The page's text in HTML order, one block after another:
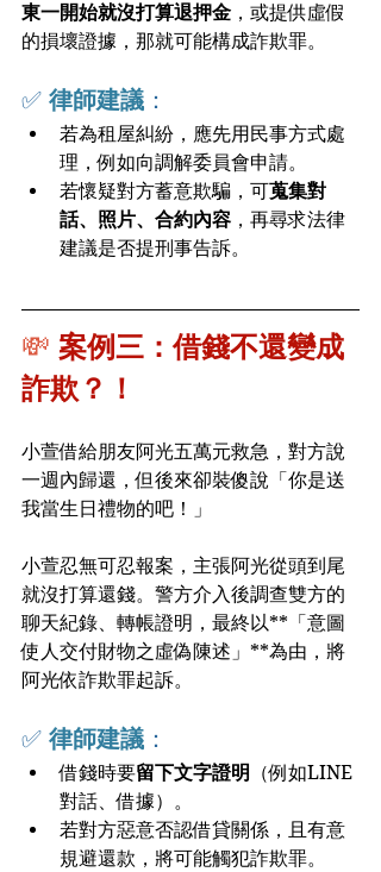
東一開始就沒打算退押金 ，或提供虛假
的損壞證據，那就可能構成詐欺罪。
✅ 律師建議 ：
若為租屋糾紛，應先用民事方式處
理，例如向調解委員會申請。
若懷疑對方蓄意欺騙，可蒐集對
話、照片、合約內容 ，再尋求法律
建議是否提刑事告訴。
💸 案例三：借錢不還變成
詐欺？！
小萱借給朋友阿光五萬元救急，對方說
一週內歸還，但後來卻裝傻說「你是送
我當生日禮物的吧！」
小萱忍無可忍報案，主張阿光從頭到尾
就沒打算還錢。警方介入後調查雙方的
聊天紀錄、轉帳證明，最終以**「意圖
使人交付財物之虛偽陳述」**為由，將
阿光依詐欺罪起訴。
✅ 律師建議 ：
借錢時要留下文字證明
（例如LINE
對話、借據）。
若對方惡意否認借貸關係，且有意
規避還款，將可能觸犯詐欺罪。